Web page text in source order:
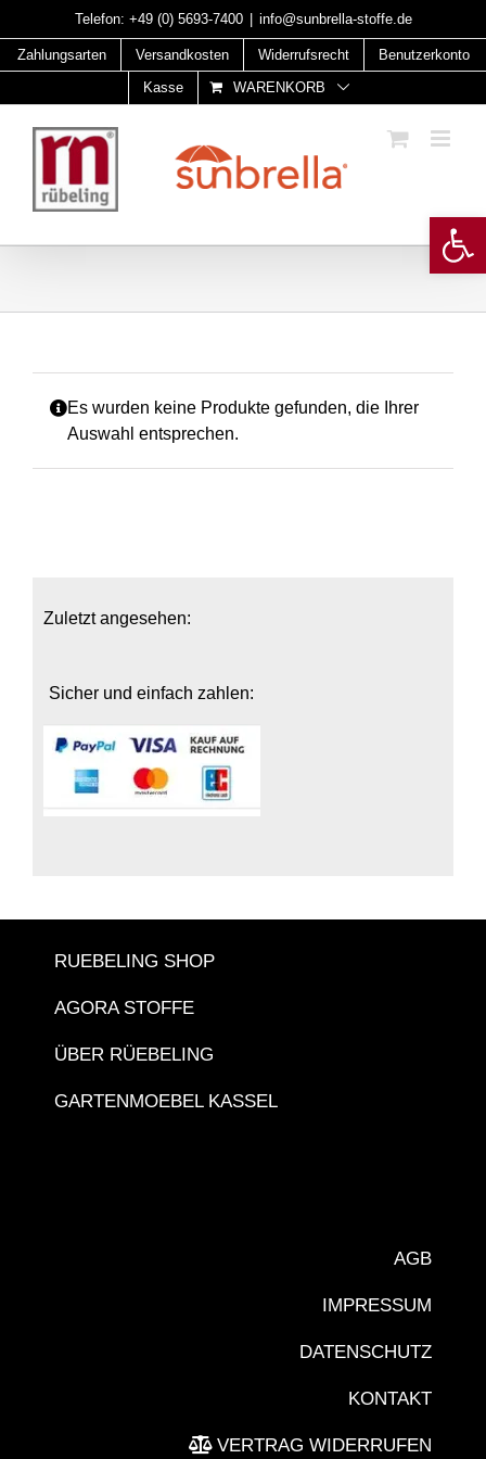
to
content
Telefon: +49 (0) 5693-7400 info@sunbrella-stoffe.de
Zahlungsarten Versandkosten Widerrufsrecht
Benutzerkonto
Kasse
WARENKORB
Es wurden keine Produkte gefunden, die Ihrer
Auswahl entsprechen.
Zuletzt angesehen:
Sicher und einfach zahlen:
RUEBELING SHOP
AGORA STOFFE
ÜBER RÜEBELING
GARTENMOEBEL KASSEL
AGB
IMPRESSUM
DATENSCHUTZ
KONTAKT
VERTRAG WIDERRUFEN